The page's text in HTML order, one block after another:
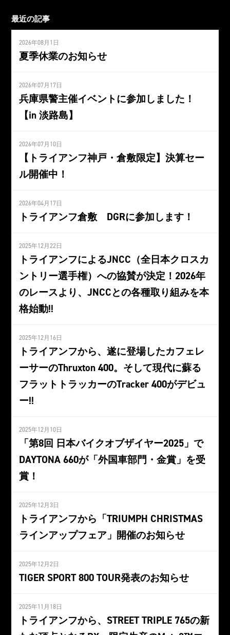
最近の記事
2026年08月1日
夏季休業のお知らせ
2026年07月17日
兵庫県警主催イベントに参加しました！
【in 淡路島】
2026年07月10日
【トライアンフ神戸・倉敷限定】決算セー
ル開催中！
2026年04月17日
トライアンフ倉敷 DGRに参加します！
2025年12月22日
トライアンフによるJNCC（全日本クロスカ
ントリー選手権）への協賛が決定！2026年
のレースより、JNCCとの各種取り組みを本
格始動!!
2025年12月16日
トライアンフから、遂に登場したカフェレ
ーサーのThruxton 400。そして現代に蘇る
フラットトラッカーのTracker 400がデビュ
ー!!
2025年12月10日
「第8回 日本バイクオブザイヤー2025」で
DAYTONA 660が「外国車部門・金賞」を受
賞！
2025年12月3日
トライアンフから「TRIUMPH CHRISTMAS
ラインアップフェア」開催のお知らせ
2025年12月2日
TIGER SPORT 800 TOUR発表のお知らせ
2025年11月18日
トライアンフから、STREET TRIPLE 765の新